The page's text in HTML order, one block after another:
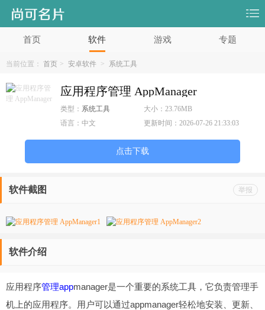
首页 软件 游戏 专题
当前位置： 首页 > 安卓软件 > 系统工具
应用程序管理 AppManager
类型： 系统工具 大小：23.76MB
语言： 中文 更新时间：2026-07-26 21:33:03
点击下载
举报
软件截图
软件介绍
应用程序管理appmanager是一个重要的系统工具，它负责管理手
机上的应用程序。用户可以通过appmanager轻松地安装、更新、